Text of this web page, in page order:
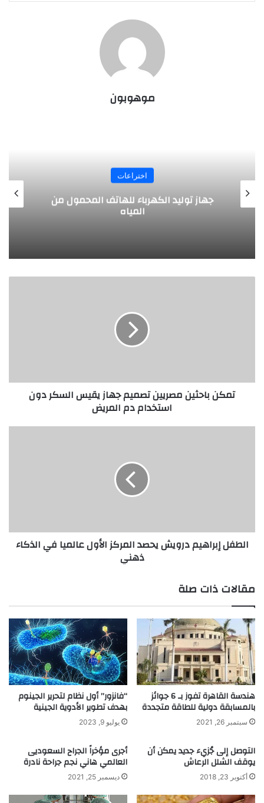
موهوبون
اختراعات
جهاز توليد الكهرباء للهاتف المحمول من
المياه
استخدام
تمكن باحثين مصريين تصميم جهاز يقيس السكر دون
استخدام دم المريض
الذكاء
ذهني
الطفل إبراهيم درويش يحصد المركز الأول عالميا في الذكاء
ذهني
مقالات ذات صلة
هندسة القاهرة تفوز بـ 6 جوائز
بالمسابقة دولية للطاقة متجددة
سبتمبر 26, 2021
“فانزور” أول نظام لتحرير الجينوم
بهدف تطوير الأدوية الجينية
يوليو 9, 2023
التوصل إلى جُزيء جديد يمكن أن
يوقف الشلل الرعاش
أكتوبر 23, 2018
أجرى مؤخراً الجراح السعوديى
العالمي هاني نجم جراحة نادرة
ديسمبر 25, 2021